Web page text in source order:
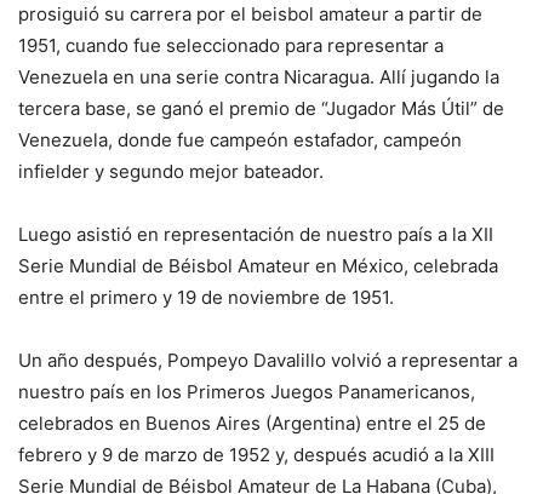
prosiguió su carrera por el beisbol amateur a partir de
1951, cuando fue seleccionado para representar a
Venezuela en una serie contra Nicaragua. Allí jugando la
tercera base, se ganó el premio de “Jugador Más Útil” de
Venezuela, donde fue campeón estafador, campeón
infielder y segundo mejor bateador.
Luego asistió en representación de nuestro país a la XII
Serie Mundial de Béisbol Amateur en México, celebrada
entre el primero y 19 de noviembre de 1951.
Un año después, Pompeyo Davalillo volvió a representar a
nuestro país en los Primeros Juegos Panamericanos,
celebrados en Buenos Aires (Argentina) entre el 25 de
febrero y 9 de marzo de 1952 y, después acudió a la XIII
Serie Mundial de Béisbol Amateur de La Habana (Cuba),